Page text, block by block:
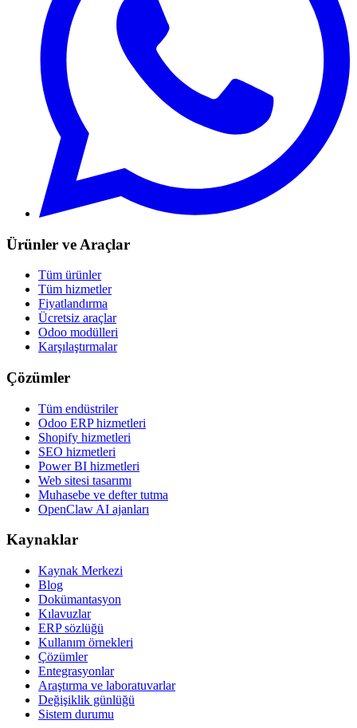
Ürünler ve Araçlar
Tüm ürünler
Tüm hizmetler
Fiyatlandırma
Ücretsiz araçlar
Odoo modülleri
Karşılaştırmalar
Çözümler
Tüm endüstriler
Odoo ERP hizmetleri
Shopify hizmetleri
SEO hizmetleri
Power BI hizmetleri
Web sitesi tasarımı
Muhasebe ve defter tutma
OpenClaw AI ajanları
Kaynaklar
Kaynak Merkezi
Blog
Dokümantasyon
Kılavuzlar
ERP sözlüğü
Kullanım örnekleri
Çözümler
Entegrasyonlar
Araştırma ve laboratuvarlar
Değişiklik günlüğü
Sistem durumu